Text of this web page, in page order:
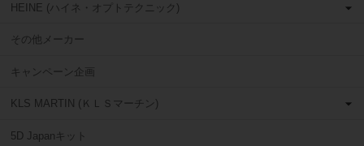
HEINE (ハイネ・オプトテクニック)
その他メーカー
キャンペーン企画
KLS MARTIN (ＫＬＳマーチン)
5D Japanキット